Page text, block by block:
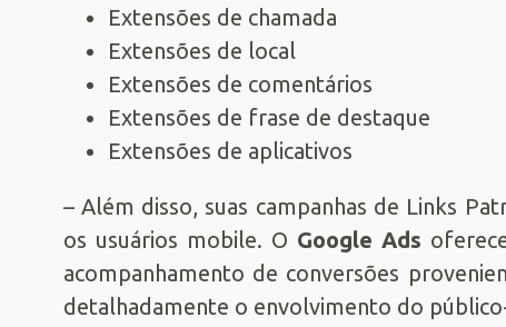
Extensões de chamada
Extensões de local
Extensões de comentários
Extensões de frase de destaque
Extensões de aplicativos
– Além disso, suas campanhas de Links
os usuários mobile. O Google Ads
acompanhamento de conversões
detalhadamente o envolvimento do